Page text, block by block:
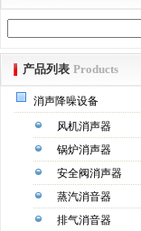
产品列表 Products
消声降噪设备
风机消声器
锅炉消声器
安全阀消声器
蒸汽消音器
排气消音器